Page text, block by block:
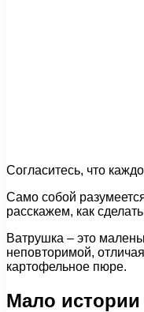
Согласитесь, что
Само собой
расскажем, как
Ватрушка – это
неповторимой,
картофельное пюре.
Мало истории